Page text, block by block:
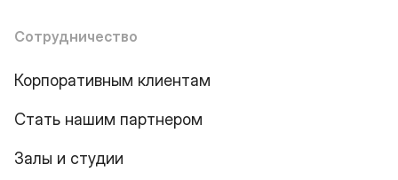
Сотрудничество
Корпоративным клиентам
Стать нашим партнером
Залы и студии